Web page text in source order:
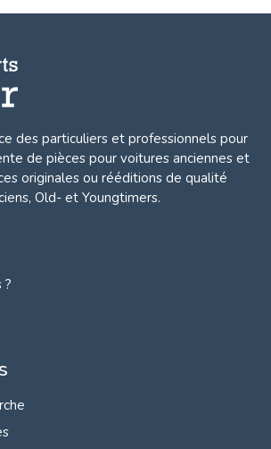
des particuliers et professionnels pour
de pièces pour voitures anciennes et
originales ou rééditions de qualité
Old- et Youngtimers.
?